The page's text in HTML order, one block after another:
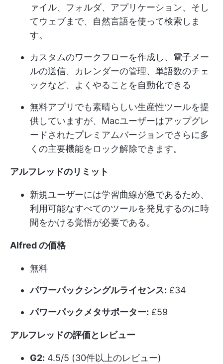
ァイル、フォルダ、アプリケーション、そし
てウェブまで、自然言語を使って検索しま
す。
カスタムのワークフローを作成し、電子メー
ルの送信、カレンダーの管理、単語数のチェ
ックなど、よくやることを自動化できる
無料アプリでも素晴らしい生産性ツールを提
供していますが、Macユーザーはアップグレ
ードされたプレミアムバージョンでさらに多
くの主要機能をロック解除できます。
アルフレッドのリミット
新規ユーザーには学習曲線が急であるため、
利用可能なすべてのツールを発見するのに時
間をかける覚悟が必要である。
Alfred の価格
無料
パワーパックシングルライセンス: £34
パワーパックメタサポーター: £59
アルフレッドの評価とレビュー
G2: 4.5/5 (30件以上のレビュー)